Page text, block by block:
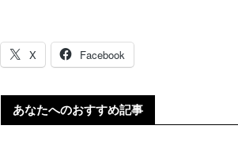
X Facebook
あなたへのおすすめ記事